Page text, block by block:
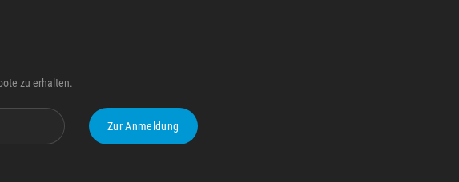
zu erhalten.
Zur Anmeldung